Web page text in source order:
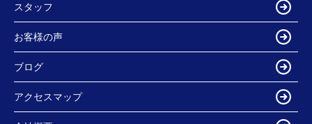
スタッフ
お客様の声
ブログ
アクセスマップ